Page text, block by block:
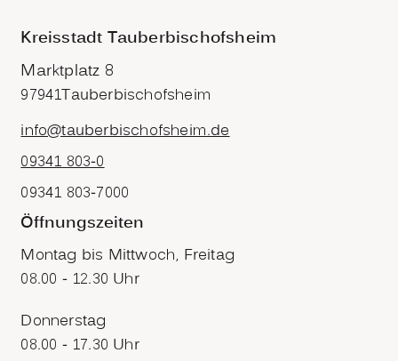
Kreisstadt Tauberbischofsheim
Marktplatz 8
97941Tauberbischofsheim
info@tauberbischofsheim.de
09341 803-0
09341 803-7000
Öffnungszeiten
Montag bis Mittwoch, Freitag
08.00 - 12.30 Uhr
Donnerstag
08.00 - 17.30 Uhr